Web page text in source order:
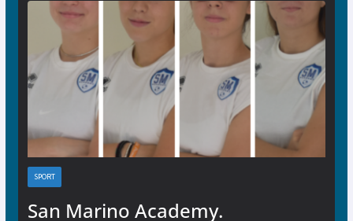
SPORT
San Marino Academy.